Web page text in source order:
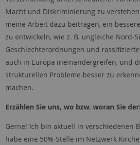
Macht und Diskriminierung zu
meine Arbeit dazu beitragen, ein
zu entwickeln, wie z. B. ungleiche Nord-
Geschlechterordnungen und
auch in Europa ineinandergreifen, und
strukturellen Probleme besser zu
machen.
Erzählen Sie uns, wo bzw. woran Sie
Gerne! Ich bin aktuell in verschiedenen
habe eine 50%-Stelle im Netzwerk